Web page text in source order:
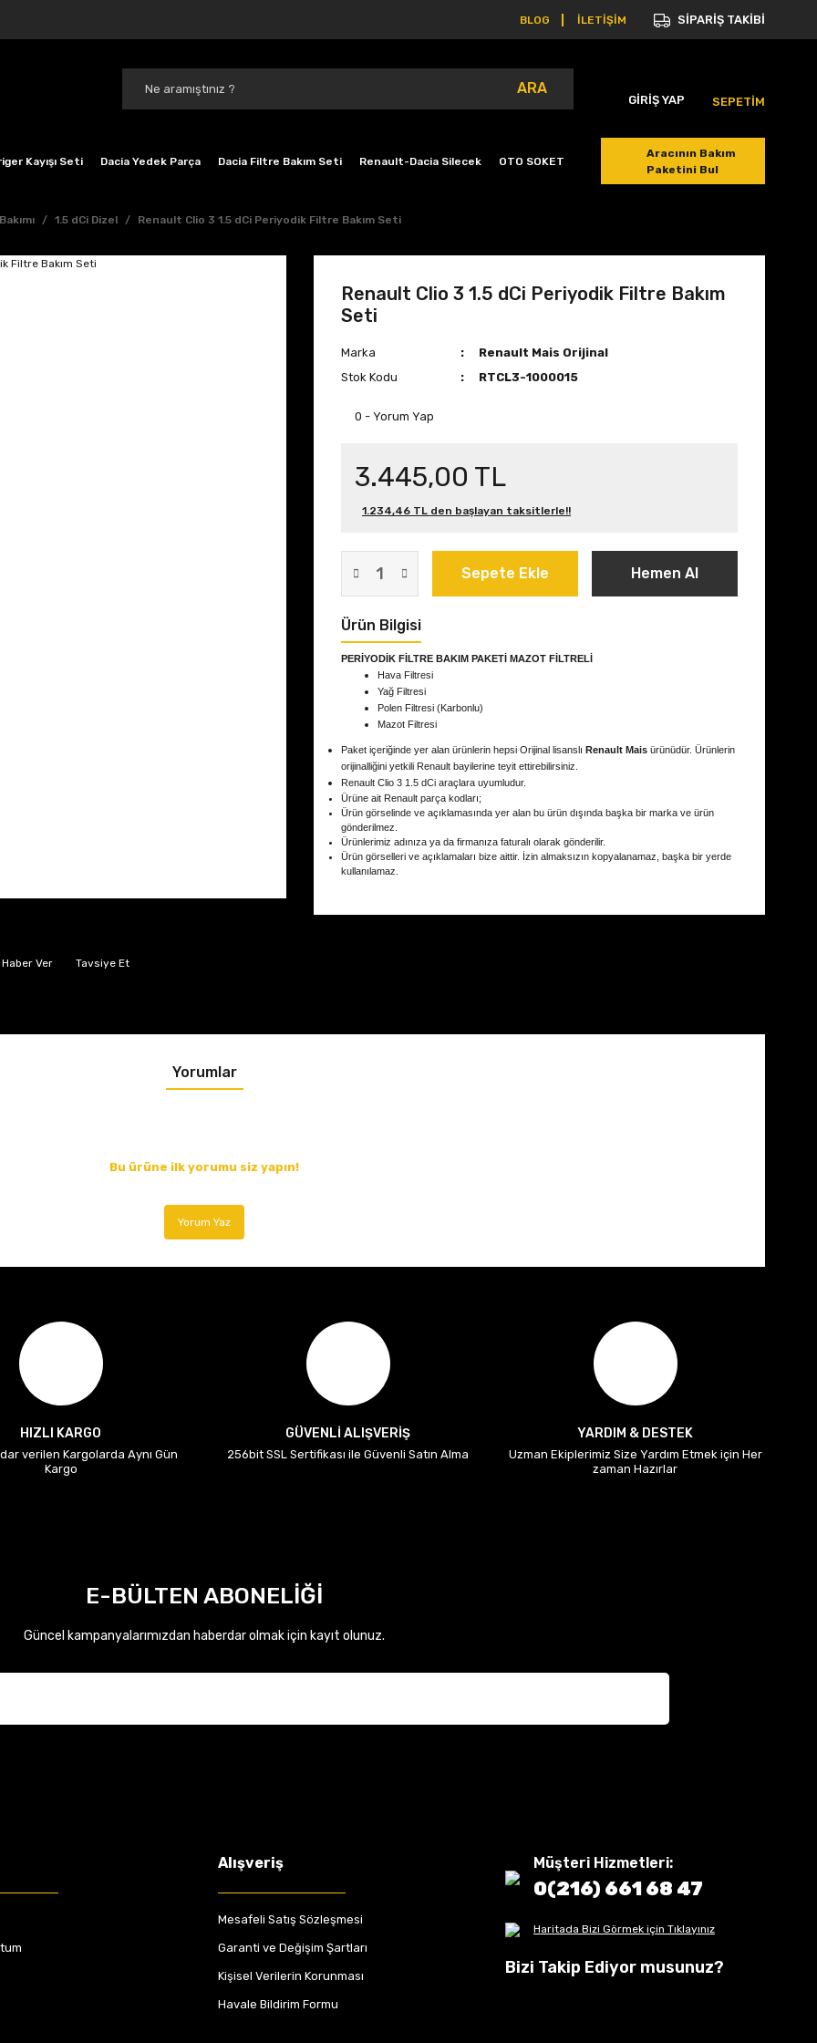
BLOG İLETİŞİM SİPARİŞ TAKİBİ
ARA
GİRİŞ YAP SEPETİM
Kayışı Seti Dacia Yedek Parça Dacia Filtre Bakım Seti Renault-Dacia Silecek OTO SOKET
Aracının Bakım
Paketini Bul
1.5 dCi Dizel Renault Clio 3 1.5 dCi Periyodik Filtre Bakım Seti
Ver Tavsiye Et
Renault Clio 3 1.5 dCi Periyodik Filtre Bakım
Seti
Marka
Renault Mais Orijinal
Stok Kodu
RTCL3-1000015
0 - Yorum Yap
3.445,00 TL
1.234,46 TL den başlayan taksitlerle!!
Sepete Ekle Hemen Al
Ürün Bilgisi
PERİYODİK FİLTRE BAKIM PAKETİ MAZOT FİLTRELİ
Hava Filtresi
Yağ Filtresi
Polen Filtresi (Karbonlu)
Mazot Filtresi
Paket içeriğinde yer alan ürünlerin hepsi Orijinal lisanslı Renault Mais ürünüdür. Ürünlerin
orijinalliğini yetkili Renault bayilerine teyit ettirebilirsiniz.
Renault Clio 3 1.5 dCi araçlara uyumludur.
Ürüne ait Renault parça kodları;
Ürün görselinde ve açıklamasında yer alan bu ürün dışında başka bir marka ve ürün
gönderilmez.
Ürünlerimiz adınıza ya da firmanıza faturalı olarak gönderilir.
Ürün görselleri ve açıklamaları bize aittir. İzin almaksızın kopyalanamaz, başka bir yerde
kullanılamaz.
Yorumlar
Bu ürüne ilk yorumu siz yapın!
Yorum Yaz
HIZLI KARGO
verilen Kargolarda Aynı Gün
Kargo
GÜVENLİ ALIŞVERİŞ
256bit SSL Sertifikası ile Güvenli Satın Alma
YARDIM & DESTEK
Uzman Ekiplerimiz Size Yardım Etmek için Her
zaman Hazırlar
E-BÜLTEN ABONELİĞİ
Güncel kampanyalarımızdan haberdar olmak için kayıt olunuz.
Alışveriş
Mesafeli Satış Sözleşmesi
Garanti ve Değişim Şartları
Kişisel Verilerin Korunması
Havale Bildirim Formu
Müşteri Hizmetleri:
0(216) 661 68 47
Haritada Bizi Görmek için Tıklayınız
Bizi Takip Ediyor musunuz?